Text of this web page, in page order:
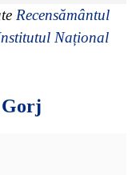
Recensământul
Național